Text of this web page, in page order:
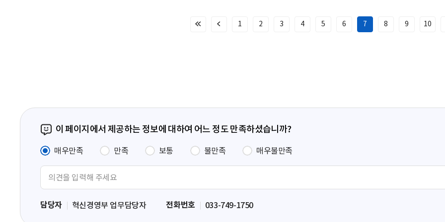
처
이
1 2 3 4 5 6 7 8 9 10
이 페이지에서 제공하는 정보에 대하여 어느 정도 만족하셨습니까?
매우만족 만족 보통 불만족 매우불만족
력
담당자 혁신경영부 업무담당자 전화번호 033-749-1750